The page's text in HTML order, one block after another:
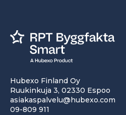
Hubexo Finland Oy
Ruukinkuja 3, 02330 Espoo
asiakaspalvelu@hubexo.com
09-809 911